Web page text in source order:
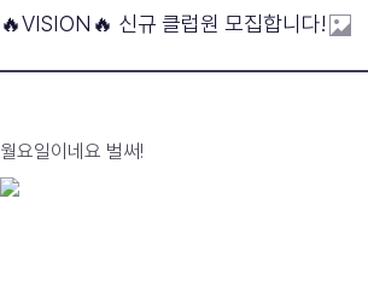
🔥VISION🔥 신규 클럽원 모집합니다!
월요일이네요 벌써!